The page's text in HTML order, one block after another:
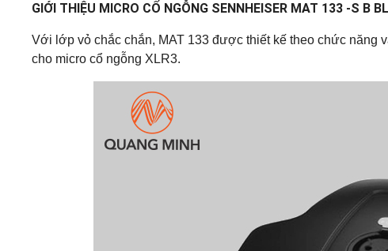
GIỚI THIỆU MICRO CỔ NGỖNG SENNHEISER MAT 133 -S B
Với lớp vỏ chắc chắn, MAT 133 được thiết kế theo chức năng
cho micro cổ ngỗng XLR3.